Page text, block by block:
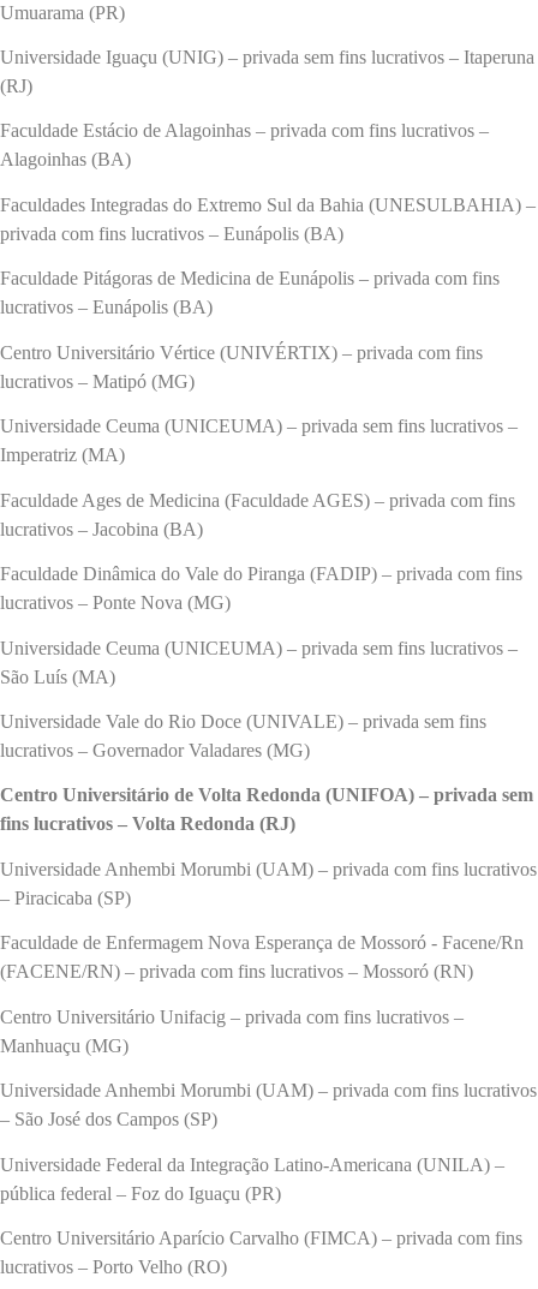
Umuarama (PR)
Universidade Iguaçu (UNIG) – privada sem fins lucrativos – Itaperuna
(RJ)
Faculdade Estácio de Alagoinhas – privada com fins lucrativos –
Alagoinhas (BA)
Faculdades Integradas do Extremo Sul da Bahia (UNESULBAHIA) –
privada com fins lucrativos – Eunápolis (BA)
Faculdade Pitágoras de Medicina de Eunápolis – privada com fins
lucrativos – Eunápolis (BA)
Centro Universitário Vértice (UNIVÉRTIX) – privada com fins
lucrativos – Matipó (MG)
Universidade Ceuma (UNICEUMA) – privada sem fins lucrativos –
Imperatriz (MA)
Faculdade Ages de Medicina (Faculdade AGES) – privada com fins
lucrativos – Jacobina (BA)
Faculdade Dinâmica do Vale do Piranga (FADIP) – privada com fins
lucrativos – Ponte Nova (MG)
Universidade Ceuma (UNICEUMA) – privada sem fins lucrativos –
São Luís (MA)
Universidade Vale do Rio Doce (UNIVALE) – privada sem fins
lucrativos – Governador Valadares (MG)
Centro Universitário de Volta Redonda (UNIFOA) – privada sem
fins lucrativos – Volta Redonda (RJ)
Universidade Anhembi Morumbi (UAM) – privada com fins lucrativos
– Piracicaba (SP)
Faculdade de Enfermagem Nova Esperança de Mossoró - Facene/Rn
(FACENE/RN) – privada com fins lucrativos – Mossoró (RN)
Centro Universitário Unifacig – privada com fins lucrativos –
Manhuaçu (MG)
Universidade Anhembi Morumbi (UAM) – privada com fins lucrativos
– São José dos Campos (SP)
Universidade Federal da Integração Latino-Americana (UNILA) –
pública federal – Foz do Iguaçu (PR)
Centro Universitário Aparício Carvalho (FIMCA) – privada com fins
lucrativos – Porto Velho (RO)